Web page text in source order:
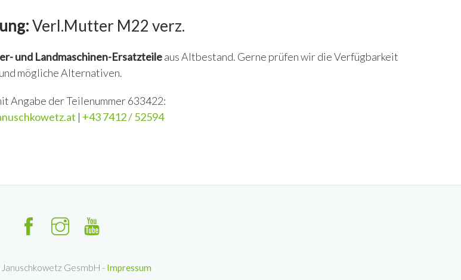
Verl.Mutter M22 verz.
und Landmaschinen-Ersatzteileaus Altbestand. Gerne prüfen wir die Verfügbarkeit
und mögliche Alternativen.
Angabe der Teilenummer 633422:
| +43 7412 / 52594
Januschkowetz GesmbH - Impressum